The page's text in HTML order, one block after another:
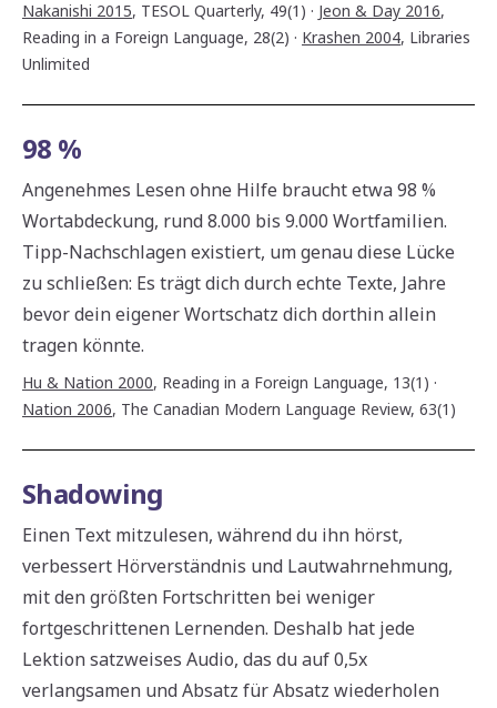
Nakanishi 2015, TESOL Quarterly, 49(1) · Jeon & Day 2016,
Reading in a Foreign Language, 28(2) · Krashen 2004, Libraries
Unlimited
98 %
Angenehmes Lesen ohne Hilfe braucht etwa 98 %
Wortabdeckung, rund 8.000 bis 9.000 Wortfamilien.
Tipp-Nachschlagen existiert, um genau diese Lücke
zu schließen: Es trägt dich durch echte Texte, Jahre
bevor dein eigener Wortschatz dich dorthin allein
tragen könnte.
Hu & Nation 2000, Reading in a Foreign Language, 13(1) ·
Nation 2006, The Canadian Modern Language Review, 63(1)
Shadowing
Einen Text mitzulesen, während du ihn hörst,
verbessert Hörverständnis und Lautwahrnehmung,
mit den größten Fortschritten bei weniger
fortgeschrittenen Lernenden. Deshalb hat jede
Lektion satzweises Audio, das du auf 0,5x
verlangsamen und Absatz für Absatz wiederholen